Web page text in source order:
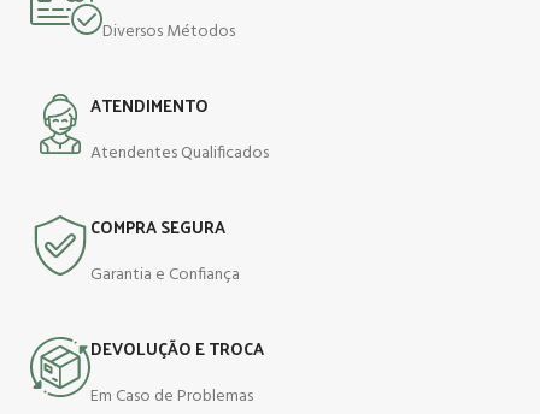
Diversos Métodos
ATENDIMENTO
Atendentes Qualificados
COMPRA SEGURA
Garantia e Confiança
DEVOLUÇÃO E TROCA
Em Caso de Problemas